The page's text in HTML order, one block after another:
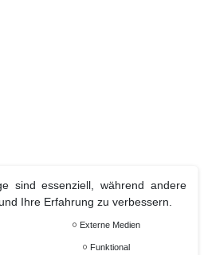
sind essenziell, während andere
Ihre Erfahrung zu verbessern.
Externe Medien
Funktional